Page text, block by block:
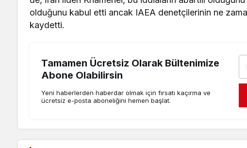
olduğunu kabul etti ancak IAEA denetçilerinin ne
kaydetti.
Tamamen Ücretsiz Olarak Bültenimize
Abone Olabilirsin
Yeni haberlerden haberdar olmak için fırsatı kaçırma ve
ücretsiz e-posta aboneliğini hemen başlat.